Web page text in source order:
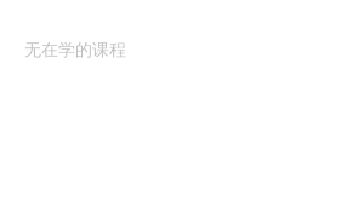
无在学的课程